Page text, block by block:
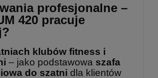
profesjonalne –
420 pracuje
klubów fitness i
– jako podstawowa szafa
do szatni dla klientów